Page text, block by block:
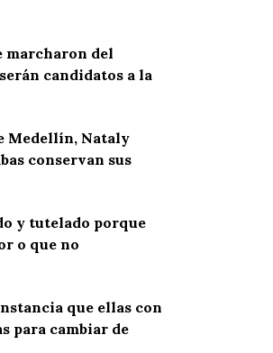
marcharon del
candidatos a la
Medellín, Nataly
conservan sus
y tutelado porque
o que no
que ellas con
para cambiar de